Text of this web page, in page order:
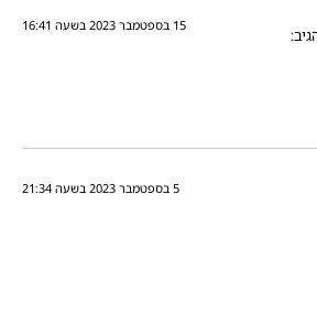
15 בספטמבר 2023 בשעה 16:41
5 בספטמבר 2023 בשעה 21:34